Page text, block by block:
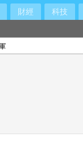
財經 科技